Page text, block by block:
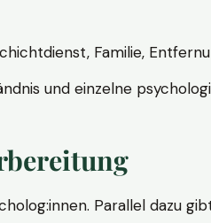
Familie,
und einzelne
Parallel dazu